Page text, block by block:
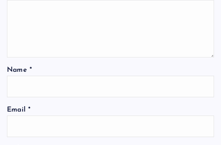
Name *
Email *